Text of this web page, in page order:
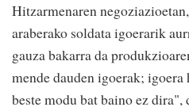
Hitzarmenaren
araberako soldata igoerarik
gauza bakarra da
mende dauden igoerak;
beste modu bat baino ez